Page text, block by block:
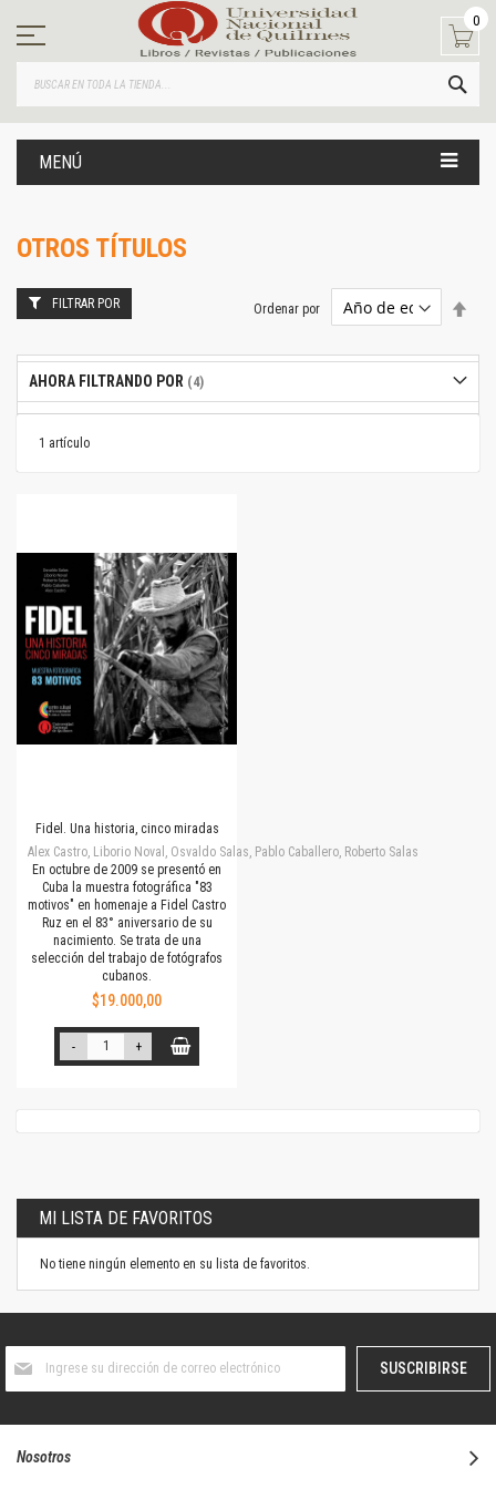
contenido
0
MENÚ
OTROS TÍTULOS
1 artículo
Ordenar por
Fidel. Una historia, cinco miradas
Alex Castro, Liborio Noval, Osvaldo Salas, Pablo Caballero, Roberto Salas
En octubre de 2009 se presentó en
Cuba la muestra fotográfica "83
motivos" en homenaje a Fidel Castro
Ruz en el 83° aniversario de su
nacimiento. Se trata de una
selección del trabajo de fotógrafos
cubanos.
$19.000,00
- +
FILTRAR POR
AHORA FILTRANDO POR
MI LISTA DE FAVORITOS
No tiene ningún elemento en su lista de favoritos.
boletín
SUSCRIBIRSE
Nosotros